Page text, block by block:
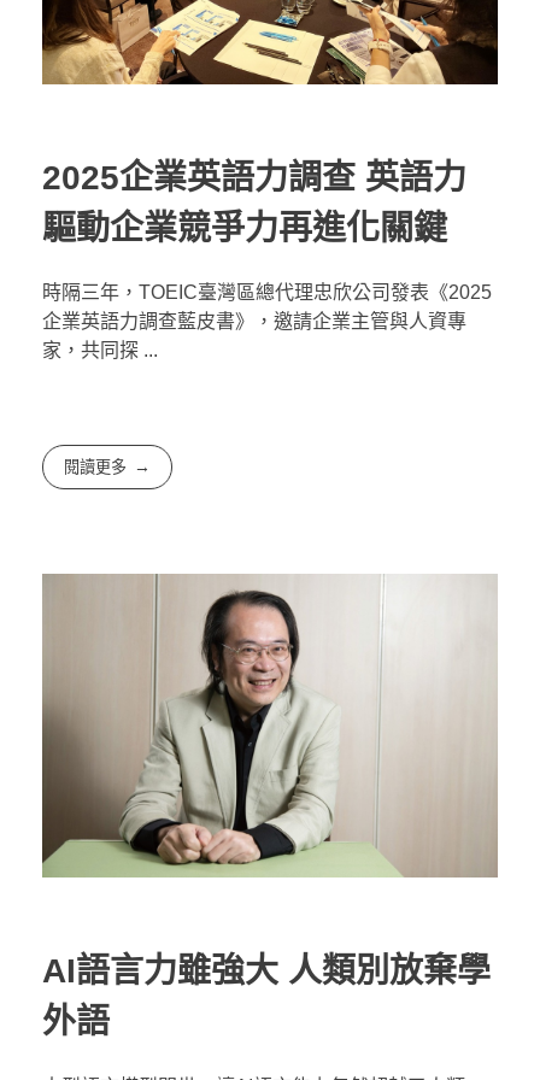
2025企業英語力調查 英語力
驅動企業競爭力再進化關鍵
時隔三年，TOEIC臺灣區總代理忠欣公司發表《2025
企業英語力調查藍皮書》，邀請企業主管與人資專
家，共同探 ...
閱讀更多
AI語言力雖強大 人類別放棄學
外語